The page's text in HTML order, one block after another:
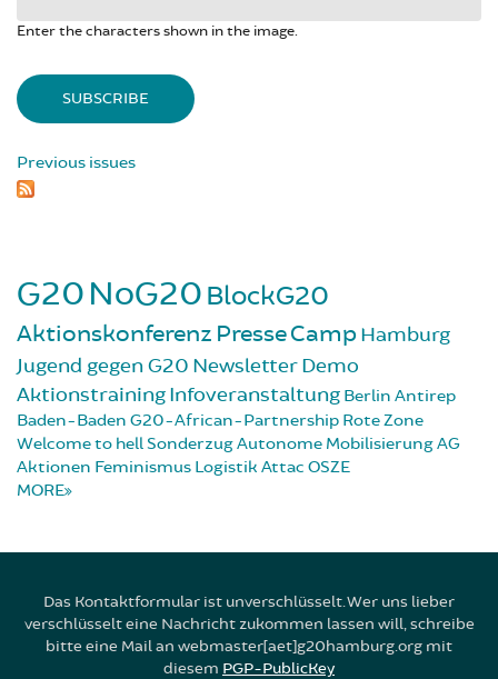
Enter the characters shown in the image.
Previous issues
G20NoG20 BlockG20
Aktionskonferenz PresseCampHamburg
Jugend gegen G20 NewsletterDemo
AktionstrainingInfoveranstaltung Berlin Antirep
Baden-Baden G20-African-Partnership Rote Zone
Welcome to hellSonderzugAutonome MobilisierungAG
Aktionen Feminismus Logistik Attac OSZE
MORE
Das Kontaktformular ist unverschlüsselt. Wer uns lieber
verschlüsselt eine Nachricht zukommen lassen will, schreibe
bitte eine Mail an webmaster[aet]g20hamburg.org mit
diesem PGP-PublicKey